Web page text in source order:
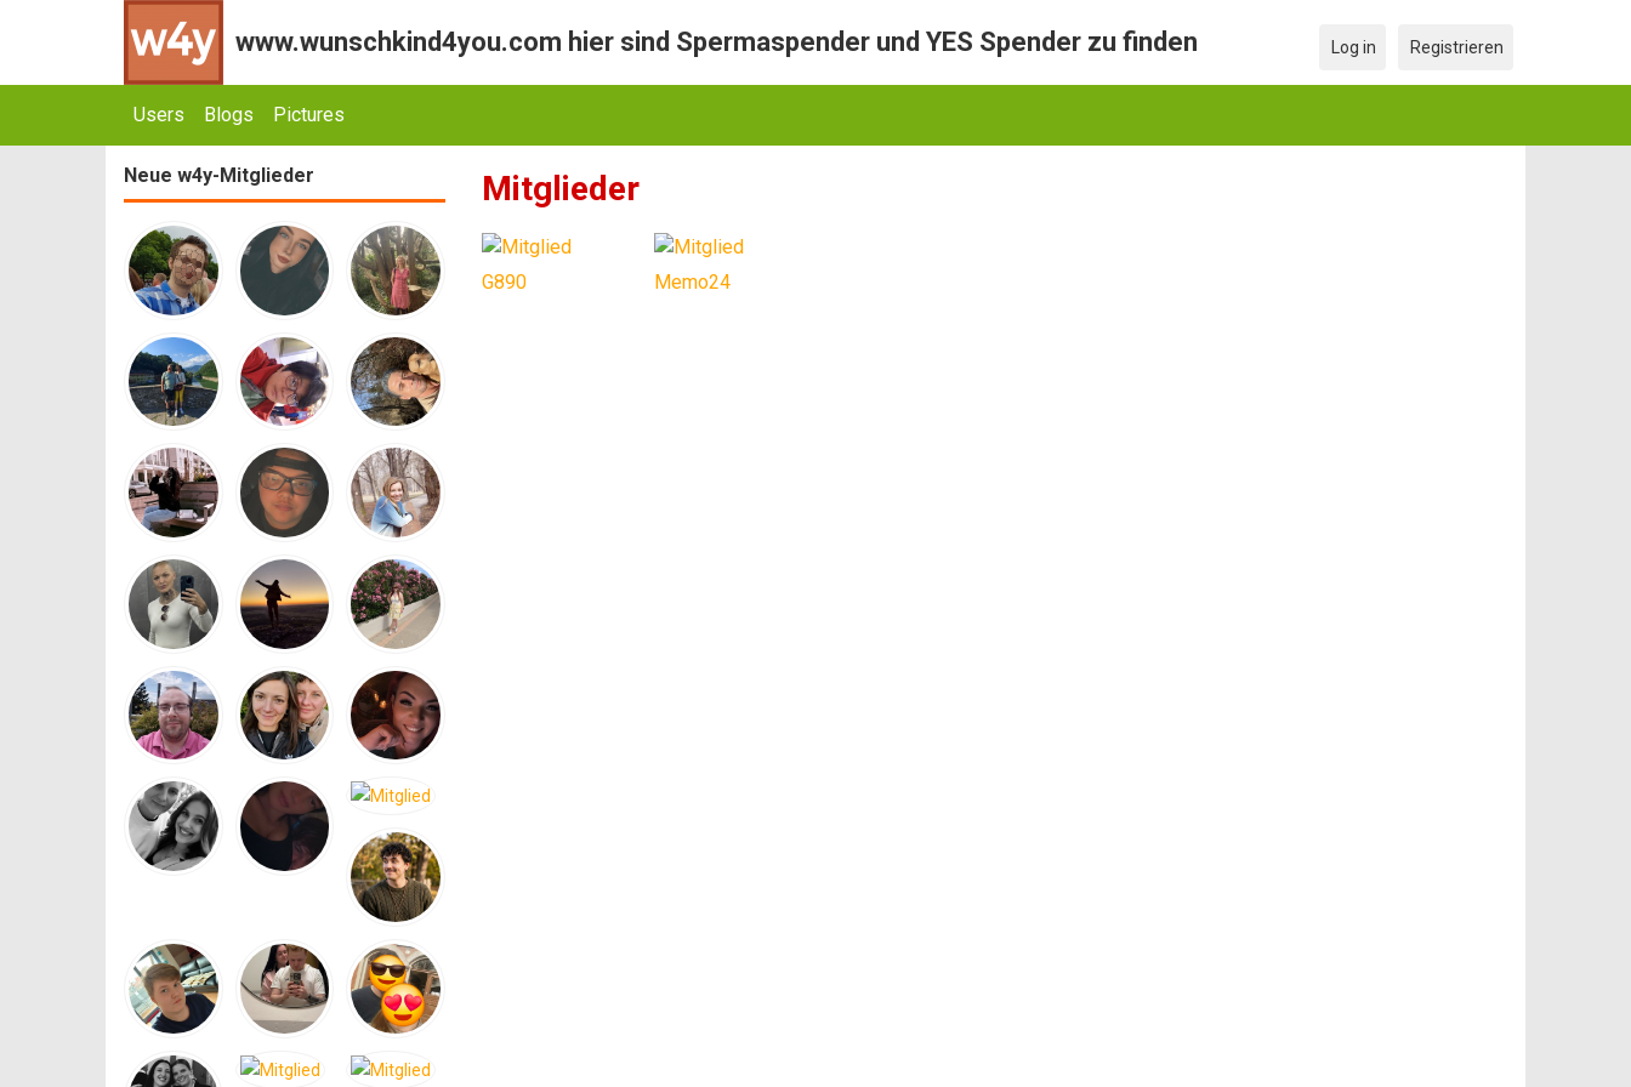
www.wunschkind4you.com hier sind Spermaspender und YES Spender zu finden
Users Blogs Pictures
Log in Registrieren
Neue w4y-Mitglieder Mitglieder
G890 Memo24